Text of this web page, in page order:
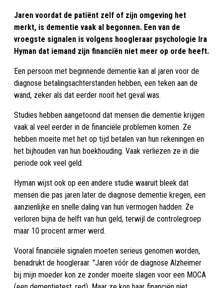
Jaren voordat de patiënt zelf of zijn omgeving het
merkt, is dementie vaak al begonnen. Een van de
vroegste signalen is volgens hoogleraar psychologie Ira
Hyman dat iemand zijn financiën niet meer op orde heeft.
Een persoon met beginnende dementie kan al jaren voor de
diagnose betalingsachterstanden hebben, een teken aan de
wand, zeker als dat eerder nooit het geval was.
Studies hebben aangetoond dat mensen die dementie krijgen
vaak al veel eerder in de financiële problemen komen. Ze
hebben moeite met het op tijd betalen van hun rekeningen en
het bijhouden van hun boekhouding. Vaak verliezen ze in die
periode ook veel geld.
Hyman wijst ook op een andere studie waaruit bleek dat
mensen die pas jaren later de diagnose dementie kregen, een
aanzienlijke en snelle daling van hun vermogen hadden. Ze
verloren bijna de helft van hun geld, terwijl de controlegroep
maar 10 procent armer werd.
Vooral financiële signalen moeten serieus genomen worden,
benadrukt de hoogleraar. "Jaren vóór de diagnose Alzheimer
bij mijn moeder kon ze zonder moeite slagen voor een MOCA